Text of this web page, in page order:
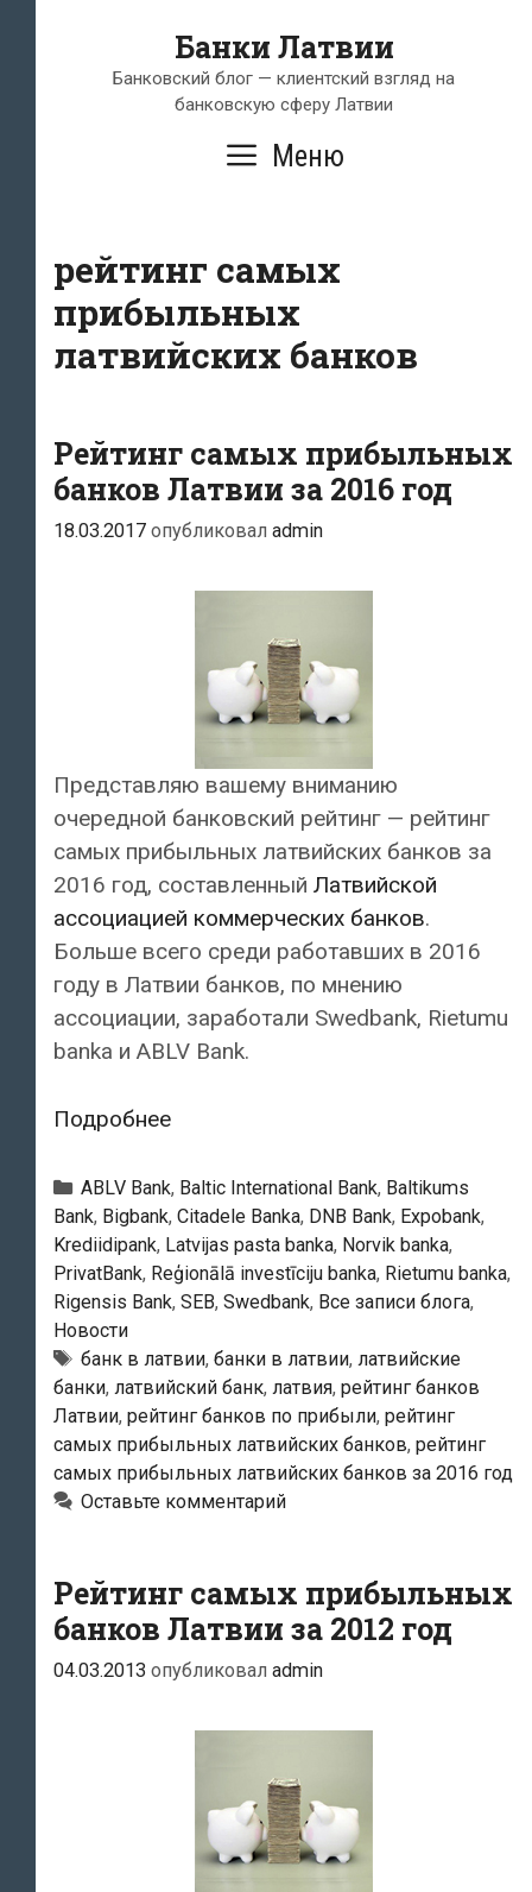
содержимому
Банки Латвии
Банковский блог — клиентский взгляд на
банковскую сферу Латвии
Меню
рейтинг самых
прибыльных
латвийских банков
Рейтинг самых прибыльных
банков Латвии за 2016 год
18.03.2017 опубликовал admin
Представляю вашему вниманию
очередной банковский рейтинг — рейтинг
самых прибыльных латвийских банков за
2016 год, составленный Латвийской
ассоциацией коммерческих банков.
Больше всего среди работавших в 2016
году в Латвии банков, по мнению
ассоциации, заработали Swedbank, Rietumu
banka и ABLV Bank.
ПодробнееРейтинг
прибыльных
банков
Латвии
за
2016
год
Рубрики
ABLV Bank, Baltic International Bank, Baltikums
Bank, Bigbank, Citadele Banka, DNB Bank, Expobank,
Krediidipank, Latvijas pasta banka, Norvik banka,
PrivatBank, Reģionālā investīciju banka, Rietumu banka,
Rigensis Bank, SEB, Swedbank, Все записи блога,
Новости
Тэги
банк в латвии, банки в латвии, латвийские
банки, латвийский банк, латвия, рейтинг банков
Латвии, рейтинг банков по прибыли, рейтинг
самых прибыльных латвийских банков, рейтинг
самых прибыльных латвийских банков за 2016 год
Оставьте комментарий
Рейтинг самых прибыльных
банков Латвии за 2012 год
04.03.2013 опубликовал admin